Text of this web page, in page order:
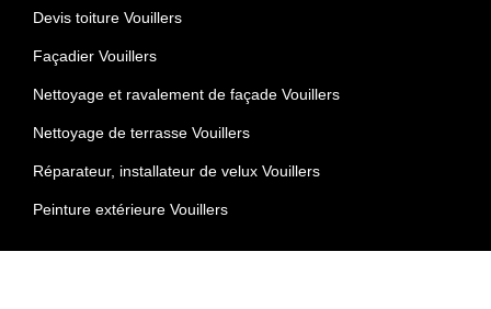
Devis toiture Vouillers
Façadier Vouillers
Nettoyage et ravalement de façade Vouillers
Nettoyage de terrasse Vouillers
Réparateur, installateur de velux Vouillers
Peinture extérieure Vouillers